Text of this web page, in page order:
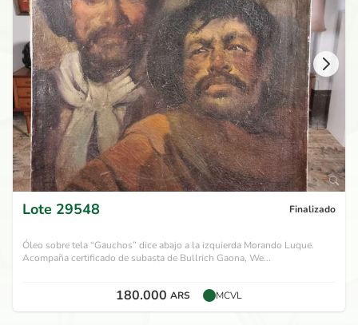
Lote 29548 Finalizado
Óleo sobre tela “Gauchos” dice abajo a la izquierda Morando Luque.
Acompaña certificado de subasta de Bullrich Gaona, We...
180.000 ARS MCVL